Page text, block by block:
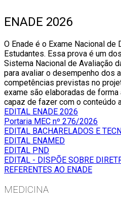
ENADE 2026
O Enade é o Exame Nacional de
Estudantes. Essa prova é um
Sistema Nacional de Avaliação
para avaliar o desempenho dos
competências previstas no
exame são elaboradas de
capaz de fazer com o conteúdo
EDITAL ENADE 2026
Portaria MEC nº 276/2026
EDITAL BACHARELADOS E
EDITAL ENAMED
EDITAL PND
EDITAL - DISPÕE SOBRE
REFERENTES AO ENADE
MEDICINA